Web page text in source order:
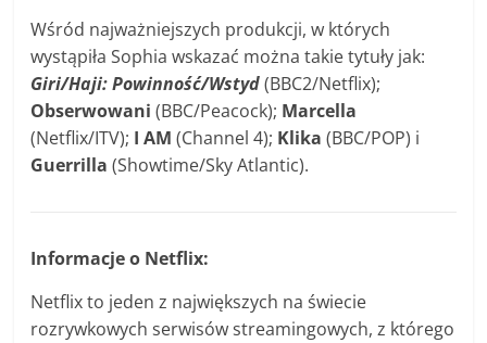
Wśród najważniejszych produkcji, w których
wystąpiła Sophia wskazać można takie tytuły jak:
Giri/Haji: Powinność/Wstyd(BBC2/Netflix);
Obserwowani (BBC/Peacock); Marcella
(Netflix/ITV); I AM (Channel 4); Klika(BBC/POP) i
Guerrilla (Showtime/Sky Atlantic).
Informacje o Netflix:
Netflix to jeden z największych na świecie
rozrywkowych serwisów streamingowych, z którego